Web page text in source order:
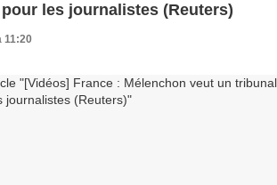
les journalistes (Reuters)
11:20